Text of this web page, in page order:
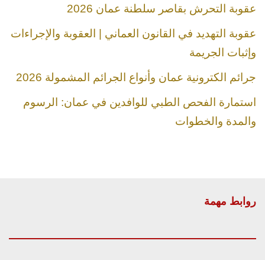
عقوبة التحرش بقاصر سلطنة عمان 2026
عقوبة التهديد في القانون العماني | العقوبة والإجراءات
وإثبات الجريمة
جرائم الكترونية عمان وأنواع الجرائم المشمولة 2026
استمارة الفحص الطبي للوافدين في عمان: الرسوم
والمدة والخطوات
روابط مهمة